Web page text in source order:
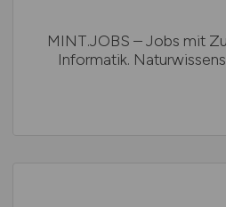
MINT.JOBS – Jobs mit
Informatik.